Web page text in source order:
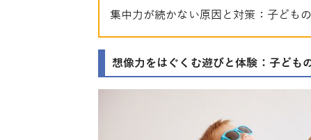
集中力が続かない原因と対策：子ども
想像力をはぐくむ遊びと体験：子ども